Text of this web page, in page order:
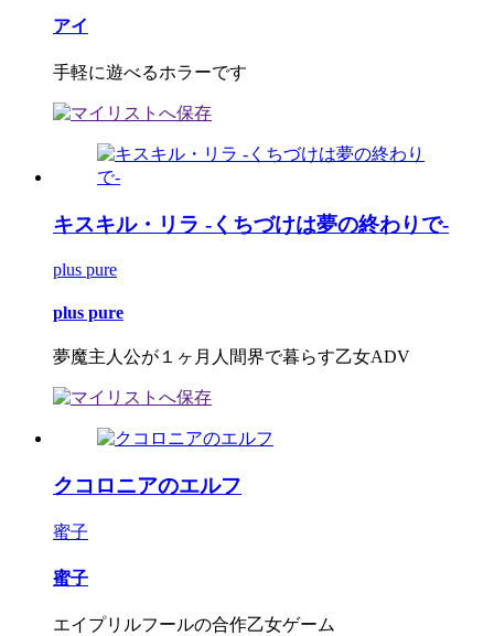
アイ
手軽に遊べるホラーです
キスキル・リラ -くちづけは夢の終わりで-
plus pure
plus pure
夢魔主人公が１ヶ月人間界で暮らす乙女ADV
クコロニアのエルフ
蜜子
蜜子
エイプリルフールの合作乙女ゲーム